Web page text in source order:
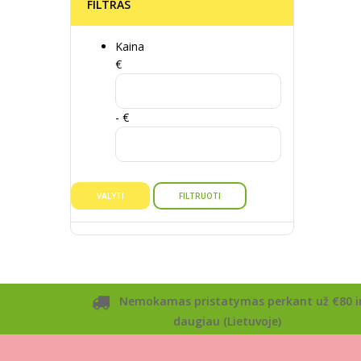
FILTRAS
Kaina
€
- €
VALYTI FILTRUOTI
Nemokamas pristatymas perkant už €80
daugiau (Lietuvoje)